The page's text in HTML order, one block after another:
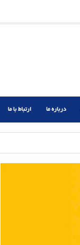
درباره ما ارتباط با ما